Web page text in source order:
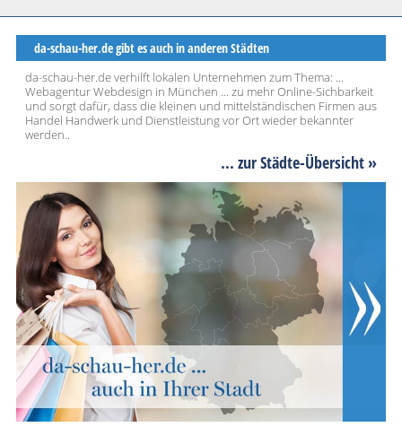
da-schau-her.de gibt es auch in anderen Städten
da-schau-her.de verhilft lokalen Unternehmen zum Thema: ...
Webagentur Webdesign in München ... zu mehr Online-Sichbarkeit
und sorgt dafür, dass die kleinen und mittelständischen Firmen aus
Handel Handwerk und Dienstleistung vor Ort wieder bekannter
werden..
... zur Städte-Übersicht »